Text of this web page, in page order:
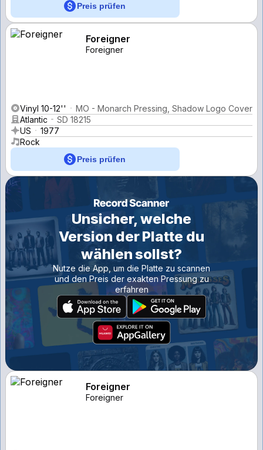
Preis prüfen
Foreigner
Foreigner
Vinyl 10-12''
MO - Monarch Pressing, Shadow Logo Cover
Atlantic
SD 18215
US
1977
Rock
Preis prüfen
Unsicher, welche
Version der Platte du
wählen sollst?
Nutze die App, um die Platte zu scannen
und den Preis der exakten Pressung zu
erfahren
Foreigner
Foreigner